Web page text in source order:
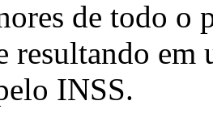
de todo
resultando em
INSS.